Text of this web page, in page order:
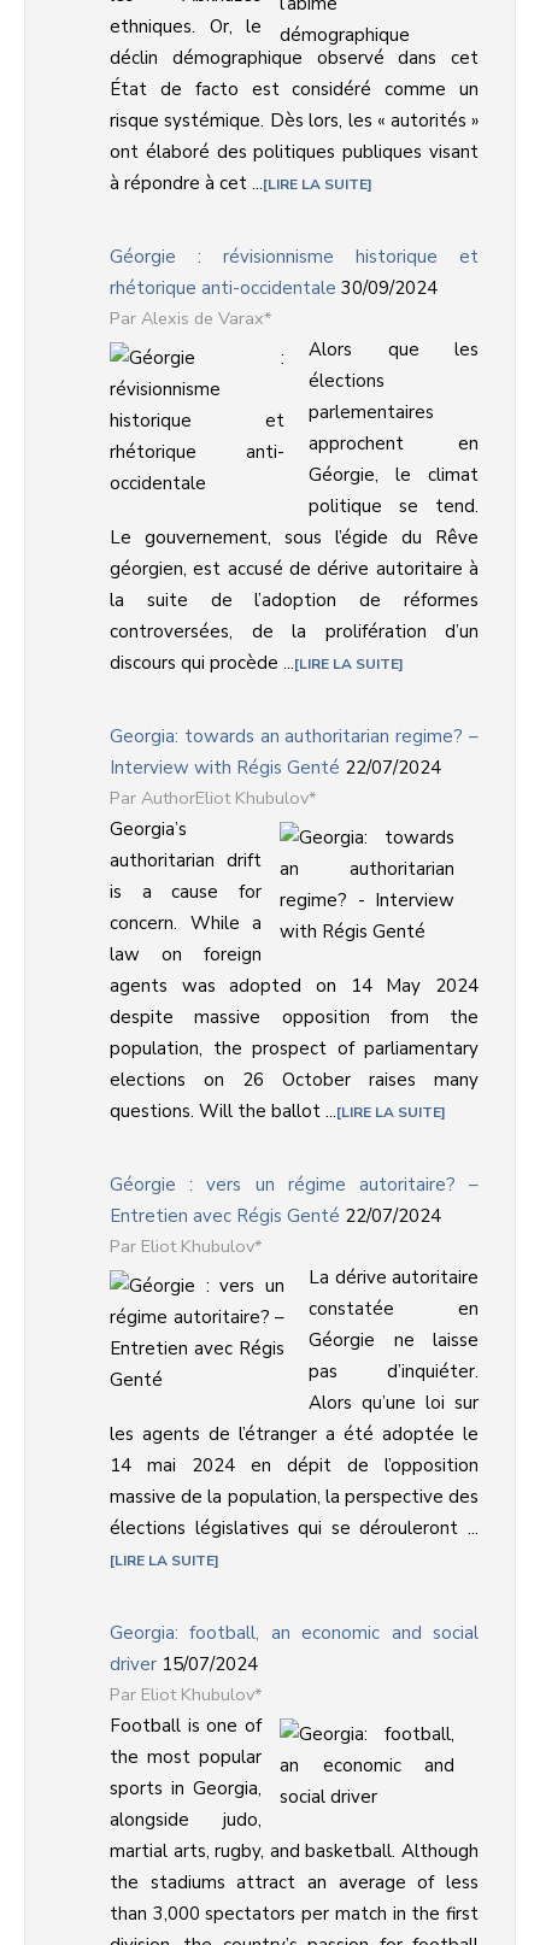
ethniques. Or, le
déclin démographique observé dans cet
État de facto est considéré comme un
risque systémique. Dès lors, les « autorités »
ont élaboré des politiques publiques visant
à répondre à cet ... LIRE LA SUITE
Géorgie : révisionnisme historique et
rhétorique anti-occidentale 30/09/2024
Alexis de Varax*
Alors que les
élections
parlementaires
approchent en
Géorgie, le climat
politique se tend.
Le gouvernement, sous l’égide du Rêve
géorgien, est accusé de dérive autoritaire à
la suite de l’adoption de réformes
controversées, de la prolifération d’un
discours qui procède ... LIRE LA SUITE
Georgia: towards an authoritarian regime? –
Interview with Régis Genté 22/07/2024
AuthorEliot Khubulov*
Georgia’s
authoritarian drift
is a cause for
concern. While a
law on foreign
agents was adopted on 14 May 2024
despite massive opposition from the
population, the prospect of parliamentary
elections on 26 October raises many
questions. Will the ballot ... LIRE LA SUITE
Géorgie : vers un régime autoritaire? –
Entretien avec Régis Genté 22/07/2024
Eliot Khubulov*
La dérive autoritaire
constatée en
Géorgie ne laisse
pas d’inquiéter.
Alors qu’une loi sur
les agents de l’étranger a été adoptée le
14 mai 2024 en dépit de l’opposition
massive de la population, la perspective des
élections législatives qui se dérouleront ...
LIRE LA SUITE
Georgia: football, an economic and social
driver 15/07/2024
Eliot Khubulov*
Football is one of
the most popular
sports in Georgia,
alongside judo,
martial arts, rugby, and basketball. Although
the stadiums attract an average of less
than 3,000 spectators per match in the first